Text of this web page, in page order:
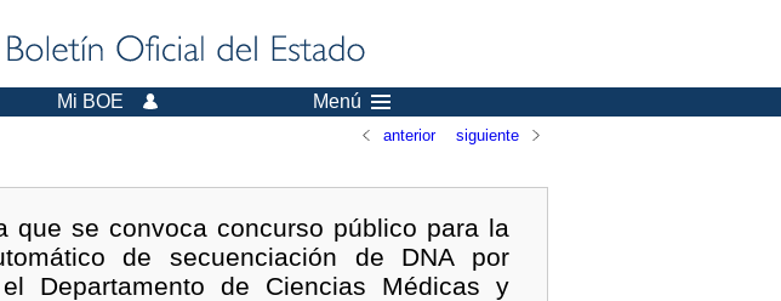
Mi BOE Menú
anterior siguiente
que se convoca concurso público para la
de secuenciación de DNA por
Departamento de Ciencias Médicas y